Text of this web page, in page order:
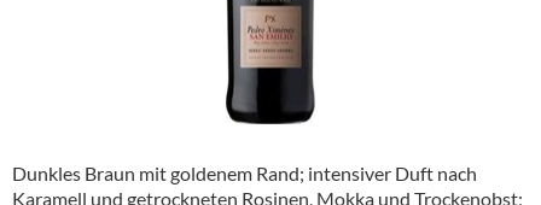
Hygieneartikel & Desinfektion
Dunkles Braun mit goldenem Rand; intensiver Duft nach
Karamell und getrockneten Rosinen, Mokka und Trockenobst;